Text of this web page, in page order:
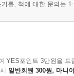
를, 책에 대한 문의는
YES포인트 3만원을 드
일반회원 300원, 마니